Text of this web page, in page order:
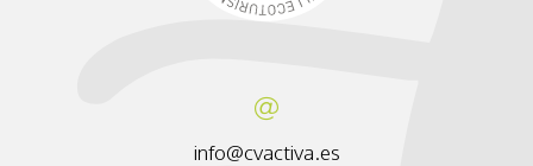
info@cvactiva.es